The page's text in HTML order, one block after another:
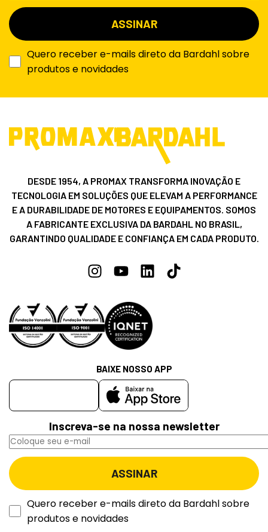
Quero receber e-mails direto da Bardahl sobre
produtos e novidades
DESDE 1954, A PROMAX TRANSFORMA INOVAÇÃO E
TECNOLOGIA EM SOLUÇÕES QUE ELEVAM A PERFORMANCE
E A DURABILIDADE DE MOTORES E EQUIPAMENTOS. SOMOS
A FABRICANTE EXCLUSIVA DA BARDAHL NO BRASIL,
GARANTINDO QUALIDADE E CONFIANÇA EM CADA PRODUTO.
Inscreva-se na nossa newsletter
Quero receber e-mails direto da Bardahl sobre
produtos e novidades
BAIXE NOSSO APP